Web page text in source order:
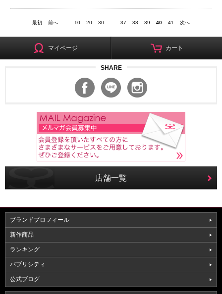
最初 前へ ... 10 20 30 ... 37 38 39 40 41 次へ
マイページ カート
SHARE
店舗一覧
ブランドプロフィール
新作商品
ランキング
パブリシティ
公式ブログ